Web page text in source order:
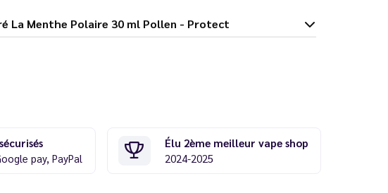
- Concentré La Menthe Polaire 30 ml Pollen - Protect
pay, PayPal
Élu 2ème meilleur vape shop
2024-2025